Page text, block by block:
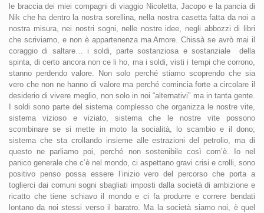
le braccia dei miei compagni di viaggio Nicoletta, Jacopo e la pancia di
Nik che ha dentro la nostra sorellina, nella nostra casetta fatta da noi a
nostra misura, nei nostri sogni, nelle nostre idee, negli abbozzi di libri
che scriviamo, e non è appartenenza ma Amore. Chissà se avrò mai il
coraggio di saltare… i soldi, parte sostanziosa e sostanziale della
spinta, di certo ancora non ce li ho, ma i soldi, visti i tempi che corrono,
stanno perdendo valore. Non solo perché stiamo scoprendo che sia
vero che non ne hanno di valore ma perché comincia forte a circolare il
desiderio di vivere meglio, non solo in noi “alternativi” ma in tanta gente.
I soldi sono parte del sistema complesso che organizza le nostre vite,
sistema vizioso e viziato, sistema che le nostre vite possono
scombinare se si mette in moto la socialità, lo scambio e il dono;
sistema che sta crollando insieme alle estrazioni del petrolio, ma di
questo ne parliamo poi, perché non sostenibile così com’è. Io nel
panico generale che c’è nel mondo, ci aspettano gravi crisi e crolli, sono
positivo penso possa essere l’inizio vero del percorso che porta a
toglierci dai comuni sogni sbagliati imposti dalla società di ambizione e
ricatto che tiene schiavo il mondo e ci fa produrre e correre bendati
lontano da noi stessi verso il baratro. Ma la società siamo noi, è quel